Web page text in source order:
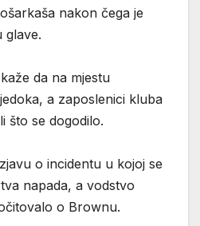
nakon čega je
glave.
da na mjestu
a zaposlenici kluba
što se dogodilo.
o incidentu u kojoj se
napada, a vodstvo
o Brownu.